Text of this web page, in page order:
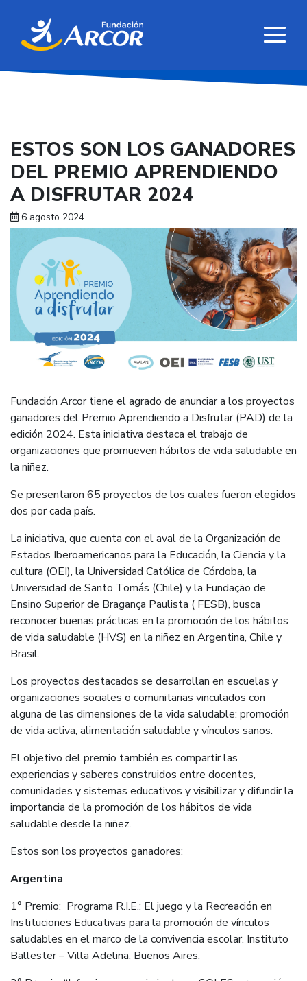
ESTOS SON LOS GANADORES
DEL PREMIO APRENDIENDO
A DISFRUTAR 2024
6 agosto 2024
Fundación Arcor tiene el agrado de anunciar a los proyectos
ganadores del Premio Aprendiendo a Disfrutar (PAD) de la
edición 2024. Esta iniciativa destaca el trabajo de
organizaciones que promueven hábitos de vida saludable en
la niñez.
Se presentaron 65 proyectos de los cuales fueron elegidos
dos por cada país.
La iniciativa, que cuenta con el aval de la Organización de
Estados Iberoamericanos para la Educación, la Ciencia y la
cultura (OEI), la Universidad Católica de Córdoba, la
Universidad de Santo Tomás (Chile) y la Fundação de
Ensino Superior de Bragança Paulista ( FESB), busca
reconocer buenas prácticas en la promoción de los hábitos
de vida saludable (HVS) en la niñez en Argentina, Chile y
Brasil.
Los proyectos destacados se desarrollan en escuelas y
organizaciones sociales o comunitarias vinculados con
alguna de las dimensiones de la vida saludable: promoción
de vida activa, alimentación saludable y vínculos sanos.
El objetivo del premio también es compartir las
experiencias y saberes construidos entre docentes,
comunidades y sistemas educativos y visibilizar y difundir la
importancia de la promoción de los hábitos de vida
saludable desde la niñez.
Estos son los proyectos ganadores:
Argentina
1° Premio: Programa R.I.E.: El juego y la Recreación en
Instituciones Educativas para la promoción de vínculos
saludables en el marco de la convivencia escolar. Instituto
Ballester – Villa Adelina, Buenos Aires.